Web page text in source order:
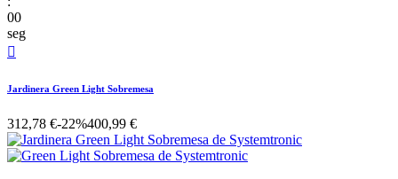
00
seg

Jardinera Green Light Sobremesa
312,78 €-22%400,99 €